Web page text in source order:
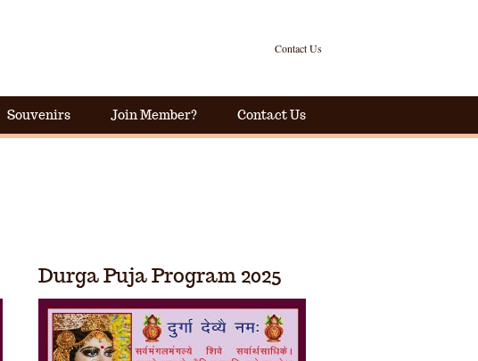
Contact Us
Souvenirs Join Member? Contact Us
Durga Puja Program 2025